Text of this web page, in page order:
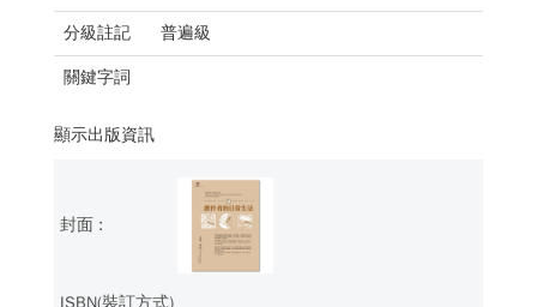
分級註記 普遍級
關鍵字詞
顯示出版資訊